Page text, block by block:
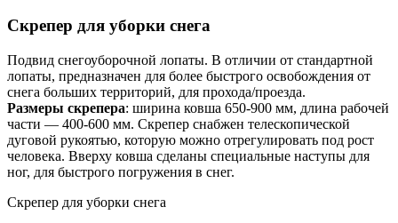
Скрепер для уборки снега
Подвид снегоуборочной лопаты. В отличии от стандартной
лопаты, предназначен для более быстрого освобождения от
снега больших территорий, для прохода/проезда.
Размеры скрепера: ширина ковша 650-900 мм, длина рабочей
части — 400-600 мм. Скрепер снабжен телескопической
дуговой рукоятью, которую можно отрегулировать под рост
человека. Вверху ковша сделаны специальные наступы для
ног, для быстрого погружения в снег.
Скрепер для уборки снега